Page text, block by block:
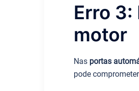
Erro
motor
Nas portas
pode